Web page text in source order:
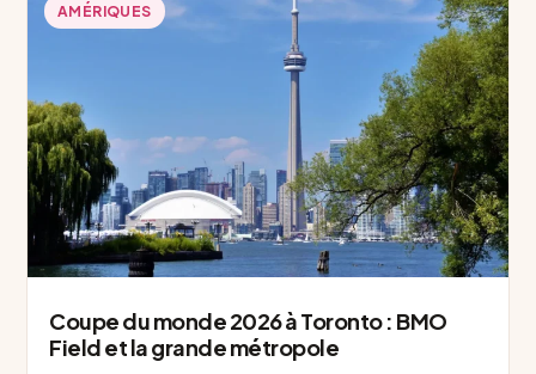
AMÉRIQUES
Coupe du monde 2026 à Toronto : BMO
Field et la grande métropole